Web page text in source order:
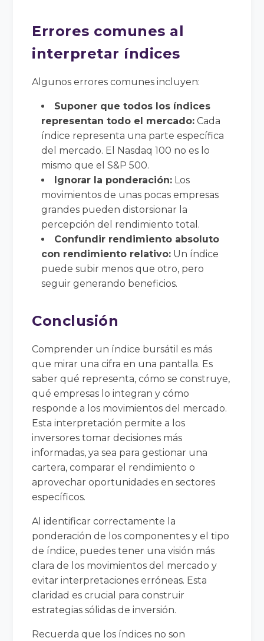
Errores comunes al
interpretar índices
Algunos errores comunes incluyen:
Suponer que todos los índices
representan todo el mercado: Cada
índice representa una parte específica
del mercado. El Nasdaq 100 no es lo
mismo que el S&P 500.
Ignorar la ponderación: Los
movimientos de unas pocas empresas
grandes pueden distorsionar la
percepción del rendimiento total.
Confundir rendimiento absoluto
con rendimiento relativo: Un índice
puede subir menos que otro, pero
seguir generando beneficios.
Conclusión
Comprender un índice bursátil es más
que mirar una cifra en una pantalla. Es
saber qué representa, cómo se construye,
qué empresas lo integran y cómo
responde a los movimientos del mercado.
Esta interpretación permite a los
inversores tomar decisiones más
informadas, ya sea para gestionar una
cartera, comparar el rendimiento o
aprovechar oportunidades en sectores
específicos.
Al identificar correctamente la
ponderación de los componentes y el tipo
de índice, puedes tener una visión más
clara de los movimientos del mercado y
evitar interpretaciones erróneas. Esta
claridad es crucial para construir
estrategias sólidas de inversión.
Recuerda que los índices no son